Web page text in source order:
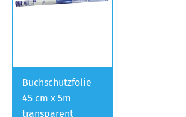
Buchschutzfolie
45 cm x 5m
transparent